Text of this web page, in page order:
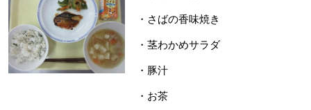
・さばの香味焼き
・茎わかめサラダ
・豚汁
・お茶